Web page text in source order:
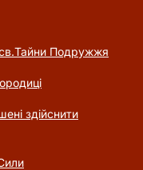
Подружжя
здійснити